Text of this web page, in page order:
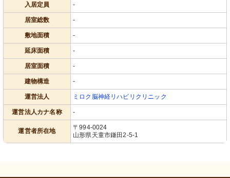
入居定員 -
居室総数 -
敷地面積 -
延床面積 -
居室面積 -
建物構造 -
運営法人 ミロク脳神経リハビリクリニック
運営法人カナ名称 -
運営者所在地
〒994-0024
山形県天童市鎌田2-5-1